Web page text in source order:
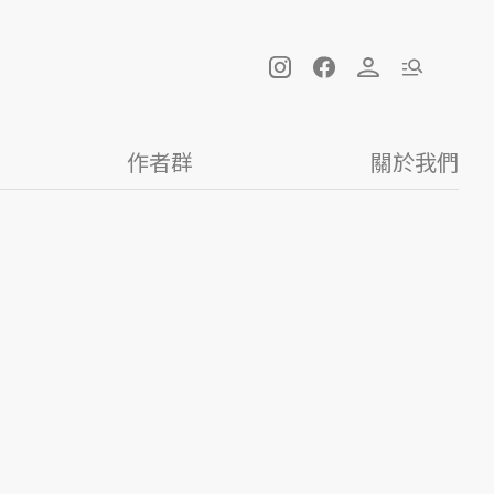
作者群 關於我們